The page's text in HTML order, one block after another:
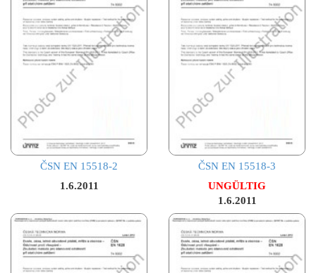
ČSN EN 15518-2
1.6.2011
ČSN EN 15518-3
UNGÜLTIG
1.6.2011